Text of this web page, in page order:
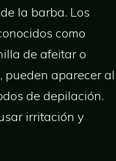
la barba. Los
como
de afeitar o
pueden aparecer al
de depilación.
irritación y